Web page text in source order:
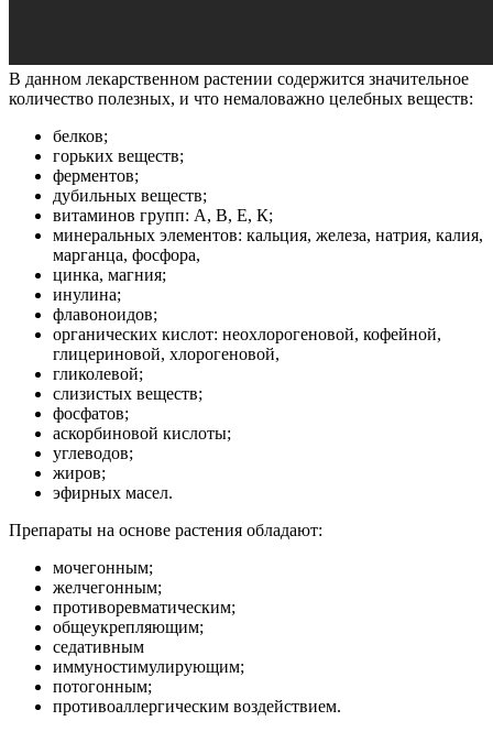
В данном лекарственном растении содержится значительное
количество полезных, и что немаловажно целебных веществ:
белков;
горьких веществ;
ферментов;
дубильных веществ;
витаминов групп: А, В, Е, К;
минеральных элементов: кальция, железа, натрия, калия,
марганца, фосфора,
цинка, магния;
инулина;
флавоноидов;
органических кислот: неохлорогеновой, кофейной,
глицериновой, хлорогеновой,
гликолевой;
слизистых веществ;
фосфатов;
аскорбиновой кислоты;
углеводов;
жиров;
эфирных масел.
Препараты на основе растения обладают:
мочегонным;
желчегонным;
противоревматическим;
общеукрепляющим;
седативным
иммуностимулирующим;
потогонным;
противоаллергическим воздействием.